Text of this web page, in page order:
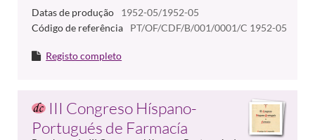
Datas de produção
1952-05/1952-05
Código de referência
PT/OF/CDF/B/001/0001/C 1952-05
Registo completo
III Congreso Híspano-
Portugués de Farmacía